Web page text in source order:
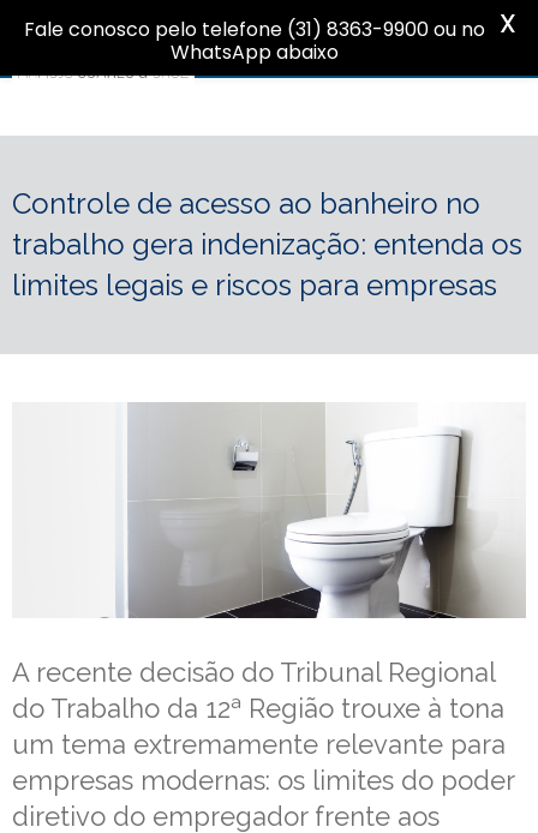
Controle de acesso ao banheiro no
trabalho gera indenização: entenda os
limites legais e riscos para empresas
A recente decisão do Tribunal Regional
do Trabalho da 12ª Região trouxe à tona
um tema extremamente relevante para
empresas modernas: os limites do poder
diretivo do empregador frente aos
Fale conosco pelo telefone (31) 8363-9900 ou no
WhatsApp abaixo
X